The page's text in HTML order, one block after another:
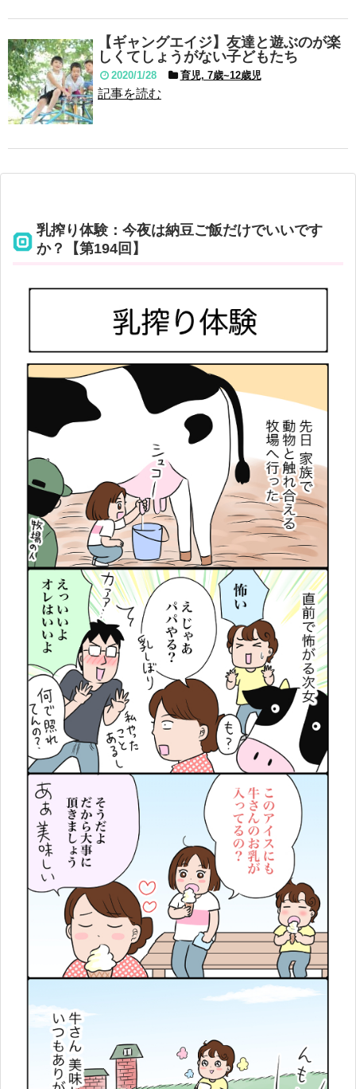
【ギャングエイジ】友達と遊ぶのが楽
しくてしょうがない子どもたち
2020/1/28 育児, 7歳~12歳児
記事を読む
乳搾り体験：今夜は納豆ご飯だけでいいです
か？【第194回】